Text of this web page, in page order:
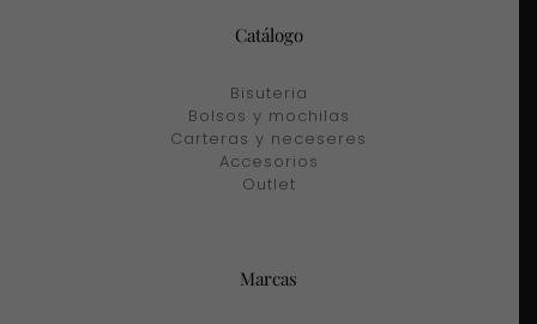
Catálogo
Bisuteria
Bolsos y mochilas
Carteras y neceseres
Accesorios
Outlet
Marcas